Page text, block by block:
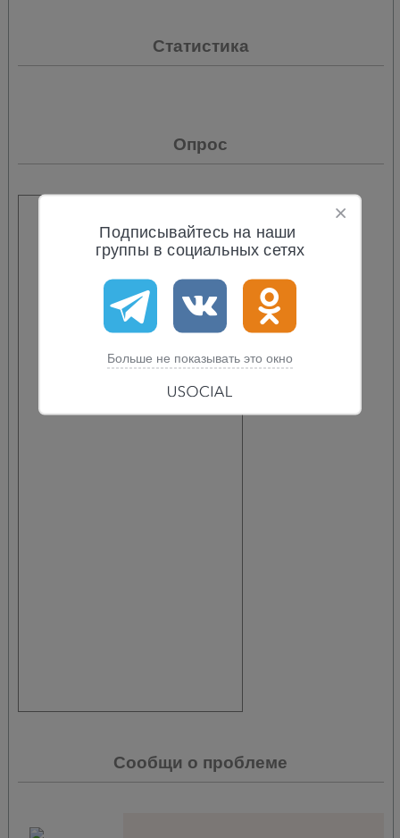
Статистика
Опрос
Сообщи о проблеме
Подписывайтесь на наши
группы в социальных сетях
Больше не показывать это окно